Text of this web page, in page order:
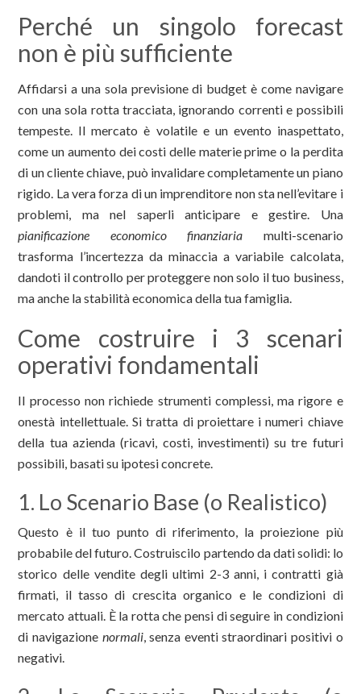
Perché un singolo forecast
non è più sufficiente
Affidarsi a una sola previsione di budget è come navigare
con una sola rotta tracciata, ignorando correnti e possibili
tempeste. Il mercato è volatile e un evento inaspettato,
come un aumento dei costi delle materie prime o la perdita
di un cliente chiave, può invalidare completamente un piano
rigido. La vera forza di un imprenditore non sta nell’evitare i
problemi, ma nel saperli anticipare e gestire. Una
pianificazione economico finanziaria multi-scenario
trasforma l’incertezza da minaccia a variabile calcolata,
dandoti il controllo per proteggere non solo il tuo business,
ma anche la stabilità economica della tua famiglia.
Come costruire i 3 scenari
operativi fondamentali
Il processo non richiede strumenti complessi, ma rigore e
onestà intellettuale. Si tratta di proiettare i numeri chiave
della tua azienda (ricavi, costi, investimenti) su tre futuri
possibili, basati su ipotesi concrete.
1. Lo Scenario Base (o Realistico)
Questo è il tuo punto di riferimento, la proiezione più
probabile del futuro. Costruiscilo partendo da dati solidi: lo
storico delle vendite degli ultimi 2-3 anni, i contratti già
firmati, il tasso di crescita organico e le condizioni di
mercato attuali. È la rotta che pensi di seguire in condizioni
di navigazione normali, senza eventi straordinari positivi o
negativi.